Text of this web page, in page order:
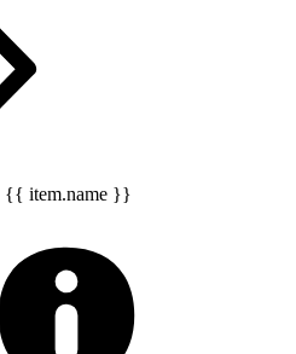
{{ item.name }}